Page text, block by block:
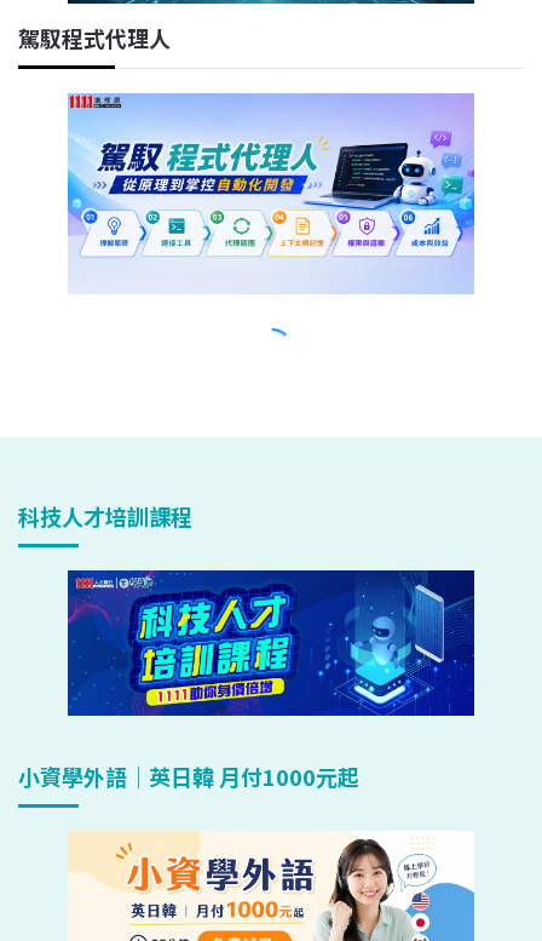
科技人才培訓課程
小資學外語｜英日韓 月付1000元起